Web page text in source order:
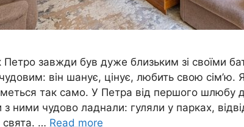
Петро завжди був дуже близьким зі своїми
він шанує, цінує, любить свою сім’ю.
так само. У Петра від першого шлюбу
ними чудово ладнали: гуляли у парках,
свята. … Read more